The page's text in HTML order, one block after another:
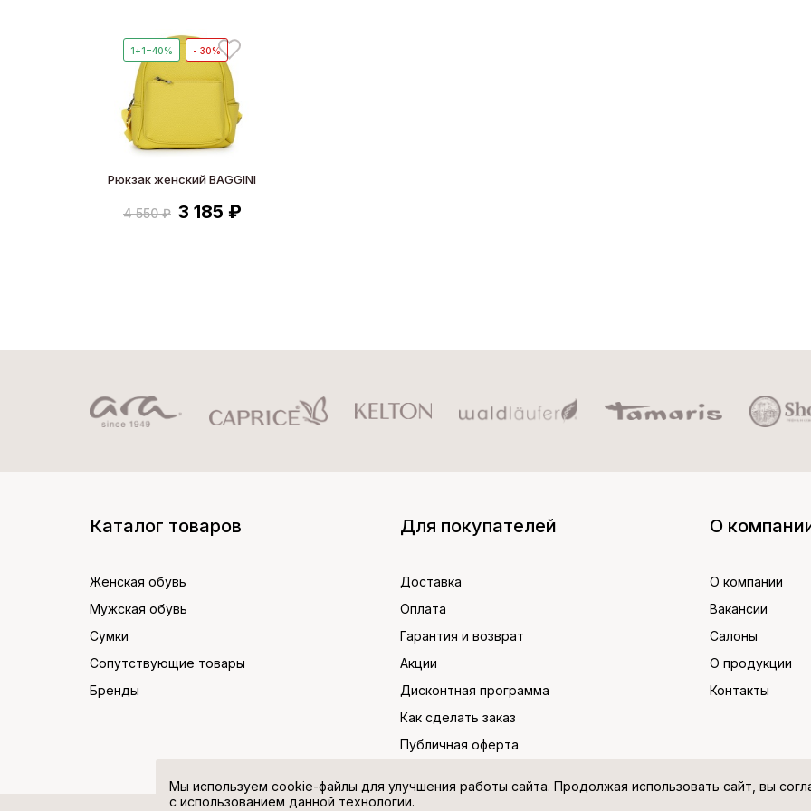
1+1=40% - 30%
Рюкзак женский BAGGINI
4 550 ₽ 3 185 ₽
Каталог товаров
Женская обувь
Мужская обувь
Сумки
Сопутствующие товары
Бренды
Для покупателей
Доставка
Оплата
Гарантия и возврат
Акции
Дисконтная программа
Как сделать заказ
Публичная оферта
О
О компании
Вакансии
Салоны
О продукции
Контакты
Мы используем cookie-файлы для улучшения работы сайта. Продолжая использовать сайт, вы
с использованием данной технологии.